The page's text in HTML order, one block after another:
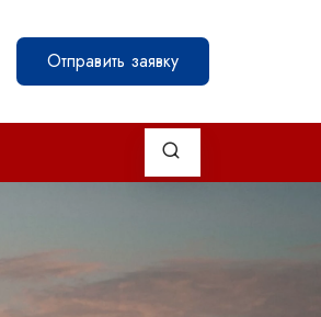
Отправить заявку